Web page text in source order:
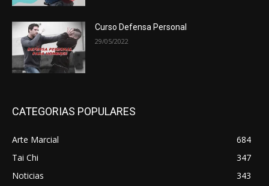
Curso Defensa Personal
29/05/2022
CATEGORIAS POPULARES
Arte Marcial
684
Tai Chi
347
Noticias
343